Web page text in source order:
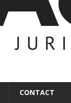
CONTACT